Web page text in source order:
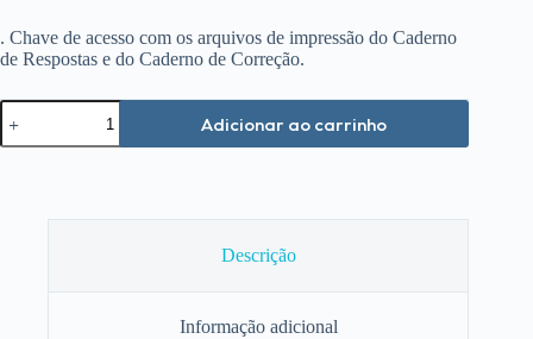
. Chave de acesso com os arquivos de impressão do Caderno
de Respostas e do Caderno de Correção.
Pró-
Ortografia
quantidade
Adicionar ao carrinho
Descrição
Informação adicional